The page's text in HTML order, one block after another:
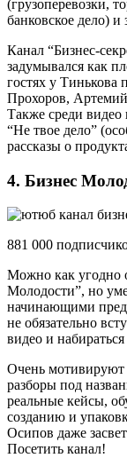
(грузоперевозки,
банковское дело)
Канал “Бизнес-
задумывался как
гостях у
Прохоров, Артемий
Также среди видео
“Не твое дело”
рассказы о
4. Бизнес
881 000
Можно как угодно
Молодости”, но
начинающими
не обязательно
видео и
Очень мотивируют
разборы под
реальные кейсы,
созданию и
Осипов даже
Посетить канал!